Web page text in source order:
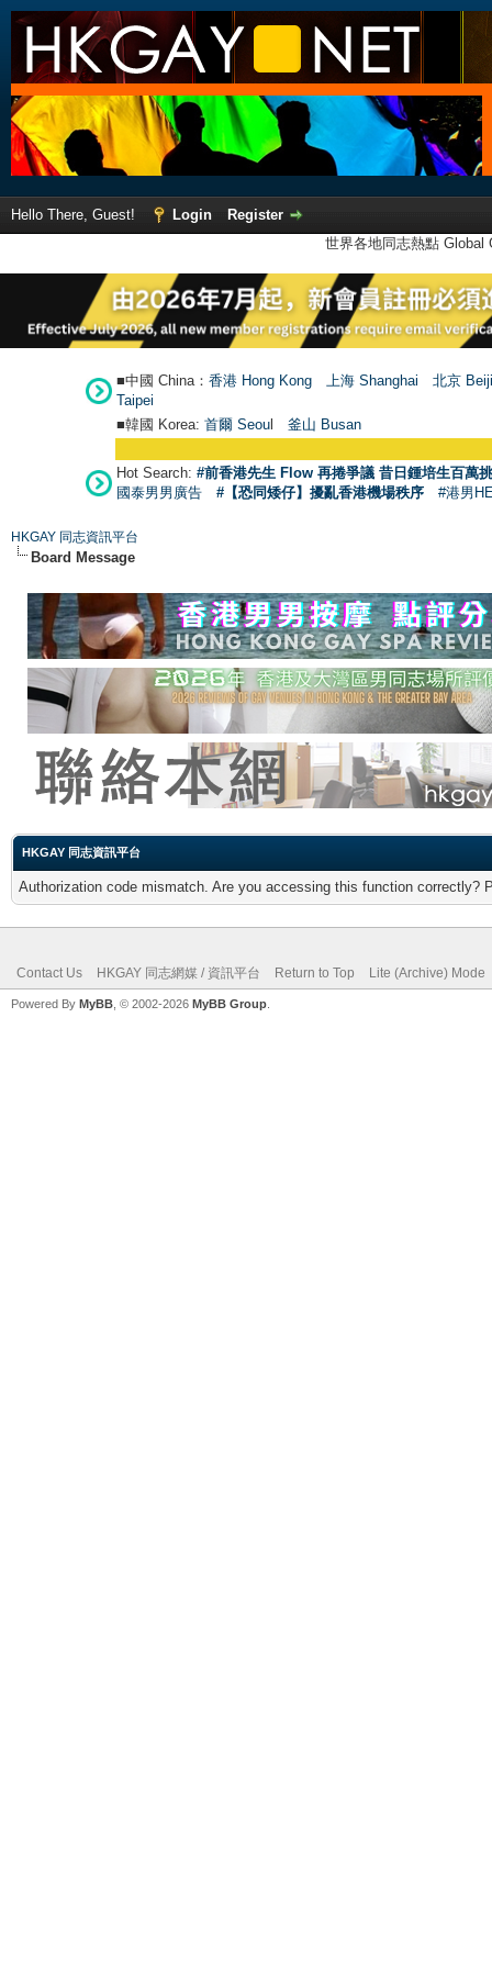
Hello There, Guest! Login
Register
世界各地同志熱點
■中國 China： 香港 Hong Kong 上海 Shanghai
北京
Taipei
■韓國 Korea: 首爾 Seoul 釜山 Busan
Hot Search: #前香港先生 Flow 再捲爭議 昔日鍾培生百萬
國泰男男廣告
#【恐同矮仔】擾亂香港機場秩序 #港男
HKGAY 同志資訊平台
Board Message
HKGAY 同志資訊平台
Authorization code mismatch. Are you accessing this function correctly?
Contact Us HKGAY 同志網媒 / 資訊平台 Return to Top Lite (Archive) Mode
Powered By MyBB , © 2002-2026 MyBB Group